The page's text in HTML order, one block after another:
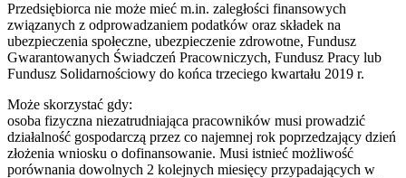
Przedsiębiorca nie może mieć m.in. zaległości finansowych
związanych z odprowadzaniem podatków oraz składek na
ubezpieczenia społeczne, ubezpieczenie zdrowotne, Fundusz
Gwarantowanych Świadczeń Pracowniczych, Fundusz Pracy lub
Fundusz Solidarnościowy do końca trzeciego kwartału 2019 r.
Może skorzystać gdy:
osoba fizyczna niezatrudniająca pracowników musi prowadzić
działalność gospodarczą przez co najemnej rok poprzedzający dzień
złożenia wniosku o dofinansowanie. Musi istnieć możliwość
porównania dowolnych 2 kolejnych miesięcy przypadających w